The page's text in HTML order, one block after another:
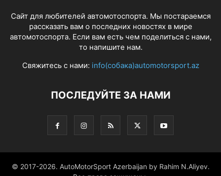
Сайт для любителей автомотоспорта. Мы постараемся
рассказать вам о последних новостях в мире
автомотоспорта. Если вам есть чем поделиться с нами,
то напишите нам.
Свяжитесь с нами: info(собака)automotorsport.az
ПОСЛЕДУЙТЕ ЗА НАМИ
© 2017-2026. AutoMotorSport Azerbaijan by Rahim N.Aliyev.